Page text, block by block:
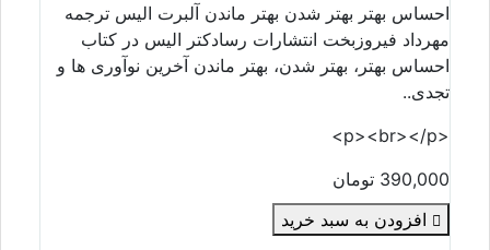
احساس بهتر بهتر شدن بهتر ماندن آلبرت الیس ترجمه
مهرداد فیروزبخت انتشارات رسادکتر الیس در کتاب
احساس بهتر، بهتر شدن، بهتر ماندن آخرین نوآوری‏ ها و
تجدی..
390,000 تومان
افزودن به سبد خرید